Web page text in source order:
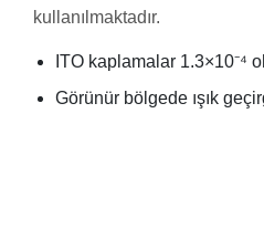
kullanılmaktadır.
ITO kaplamalar 1.3×10⁻⁴
Görünür bölgede ışık